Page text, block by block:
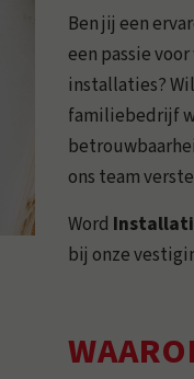
Ben jij een
een passie
installaties?
familiebedrijf
ons team
Word
bij onze